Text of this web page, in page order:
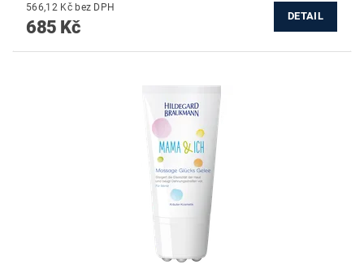
566,12 Kč bez DPH
685 Kč
DETAIL